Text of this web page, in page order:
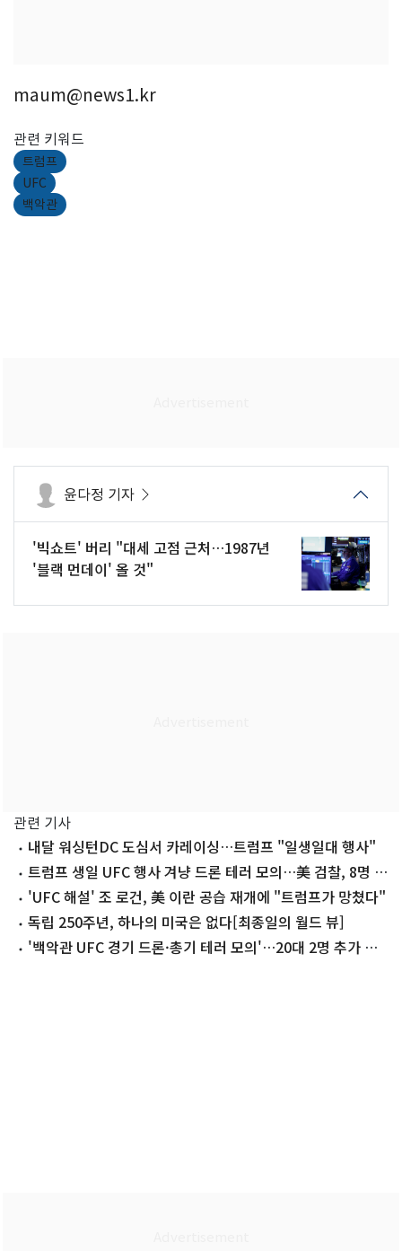
maum@news1.kr
관련 키워드
트럼프
UFC
백악관
윤다정 기자
'빅쇼트' 버리 "대세 고점 근처…1987년
'블랙 먼데이' 올 것"
관련 기사
내달 워싱턴DC 도심서 카레이싱…트럼프 "일생일대 행사"
트럼프 생일 UFC 행사 겨냥 드론 테러 모의…美 검찰, 8명 기
소 'UFC 해설' 조 로건, 美 이란 공습 재개에 "트럼프가 망쳤다"
독립 250주년, 하나의 미국은 없다[최종일의 월드 뷰]
'백악관 UFC 경기 드론·총기 테러 모의'…20대 2명 추가 체